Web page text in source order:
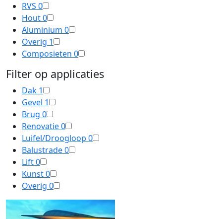
RVS 0
Hout0
Aluminium 0
Overig 1
Composieten 0
Filter op applicaties
Dak 1
Gevel 1
Brug 0
Renovatie0
Luifel/Droogloop 0
Balustrade0
Lift0
Kunst0
Overig 0